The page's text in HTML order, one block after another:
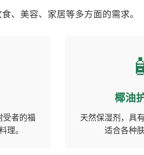
、美容、家居等多方面的需求。
受者的福
理。
椰油
天然保湿剂，具
适合各种